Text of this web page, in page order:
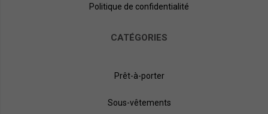
Politique de confidentialité
CATÉGORIES
Prêt-à-porter
Sous-vêtements